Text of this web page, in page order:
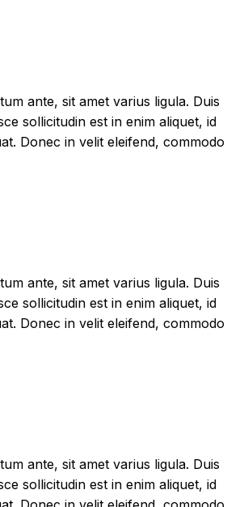
ante, sit amet varius ligula. Duis
sollicitudin est in enim aliquet, id
Donec in velit eleifend, commodo
ante, sit amet varius ligula. Duis
sollicitudin est in enim aliquet, id
Donec in velit eleifend, commodo
ante, sit amet varius ligula. Duis
sollicitudin est in enim aliquet, id